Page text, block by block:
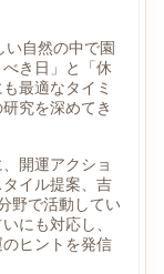
自然の中で園
き日」と「休
最適なタイミ
究を深めてき
開運アクショ
イル提案、吉
野で活動してい
にも対応し、
ヒントを発信